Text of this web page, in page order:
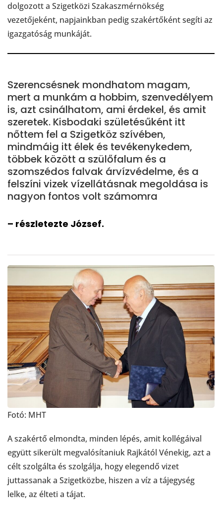
dolgozott a Szigetközi Szakaszmérnökség
vezetőjeként, napjainkban pedig szakértőként segíti az
igazgatóság munkáját.
Szerencsésnek mondhatom magam,
mert a munkám a hobbim, szenvedélyem
is, azt csinálhatom, ami érdekel, és amit
szeretek. Kisbodaki születésűként itt
nőttem fel a Szigetköz szívében,
mindmáig itt élek és tevékenykedem,
többek között a szülőfalum és a
szomszédos falvak árvízvédelme, és a
felszíni vizek vízellátásnak megoldása is
nagyon fontos volt számomra
– részletezte József.
Fotó: MHT
A szakértő elmondta, minden lépés, amit kollégáival
együtt sikerült megvalósítaniuk Rajkától Vénekig, azt a
célt szolgálta és szolgálja, hogy elegendő vizet
juttassanak a Szigetközbe, hiszen a víz a tájegység
lelke, az élteti a tájat.